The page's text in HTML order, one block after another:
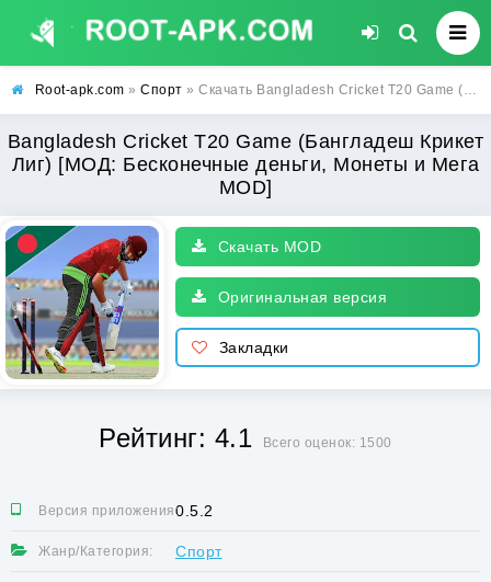
Root-apk.com » Спорт » Скачать Bangladesh Cricket T20 Game (Бангладеш Крикет Лиг) [МОД: Бесконечные деньги, Монеты и Мега MOD] | Взлом Bangladesh Cricket T20 Game на Андроид
Bangladesh Cricket T20 Game (Бангладеш Крикет
Лиг) [МОД: Бесконечные деньги, Монеты и Мега
MOD]
Скачать MOD
Оригинальная версия
Закладки
Рейтинг: 4.1 Всего оценок: 1500
Версия приложения:0.5.2
Жанр/Категория: Спорт